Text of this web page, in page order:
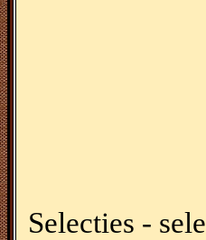
Selecties -